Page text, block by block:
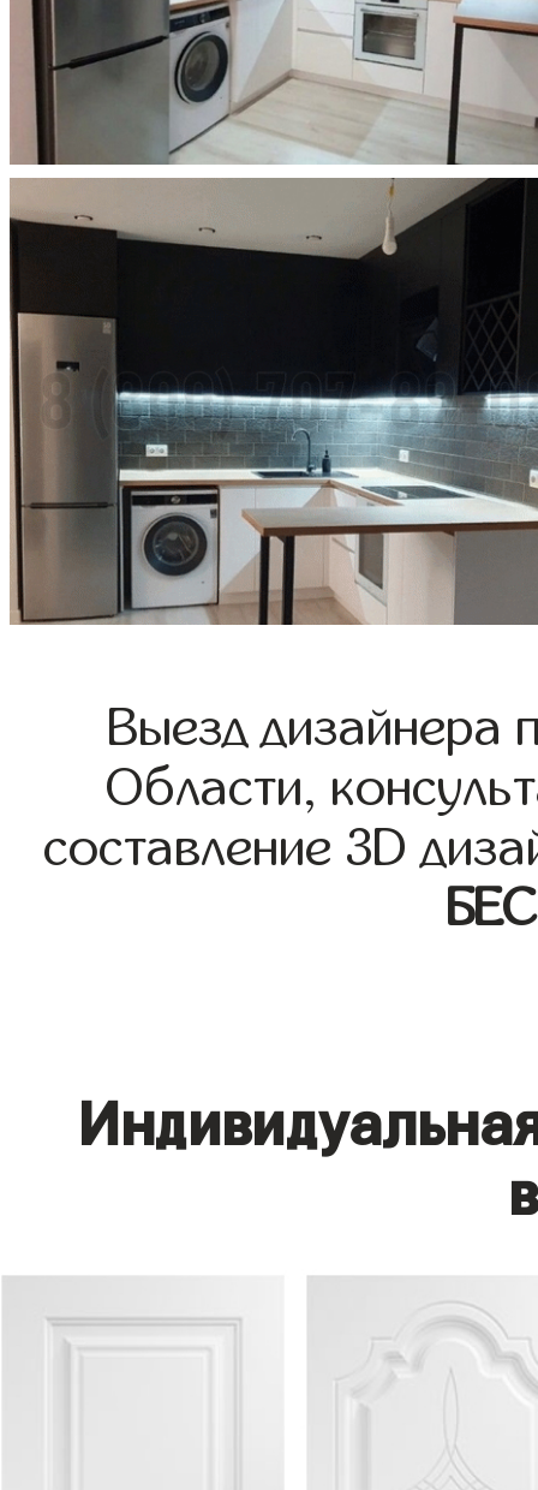
Выезд дизайнера
Области,
составление 3D